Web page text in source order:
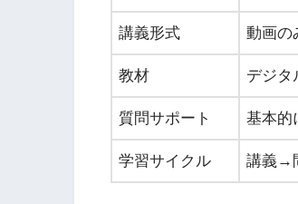
講義形式 動画の
教材 デジタ
質問サポート 基本的
学習サイクル 講義→